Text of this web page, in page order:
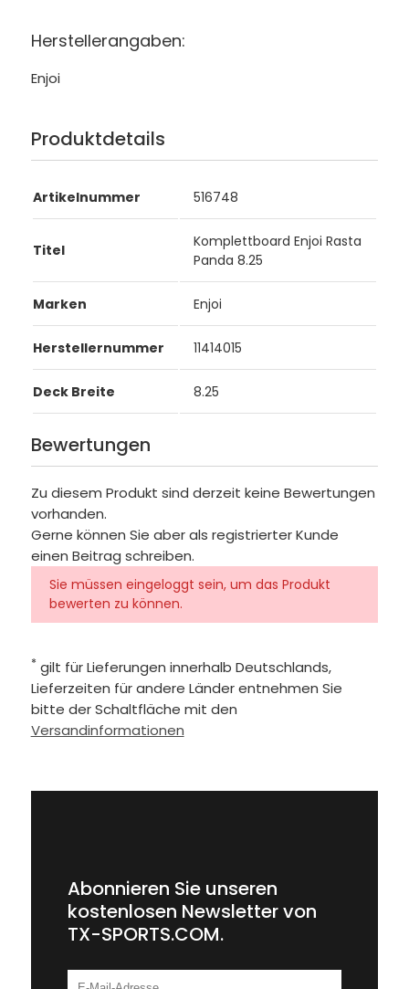
Herstellerangaben:
Enjoi
Produktdetails
Artikelnummer 516748
Titel
Komplettboard Enjoi Rasta
Panda 8.25
Marken Enjoi
Herstellernummer 11414015
Deck Breite 8.25
Bewertungen
Zu diesem Produkt sind derzeit keine Bewertungen
vorhanden.
Gerne können Sie aber als registrierter Kunde
einen Beitrag schreiben.
Sie müssen eingeloggt sein, um das Produkt
bewerten zu können.
* gilt für Lieferungen innerhalb Deutschlands,
Lieferzeiten für andere Länder entnehmen Sie
bitte der Schaltfläche mit den
Versandinformationen
Abonnieren Sie unseren
kostenlosen Newsletter von
TX-SPORTS.COM.